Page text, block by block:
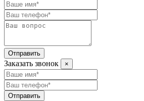
Отправить
Заказать звонок ×
Отправить